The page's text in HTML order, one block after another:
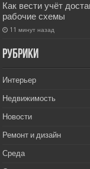
Как вести учёт
рабочие схемы
11 минут назад
РУбрики
Интерьер
Недвижимость
Новости
Ремонт и дизайн
Среда